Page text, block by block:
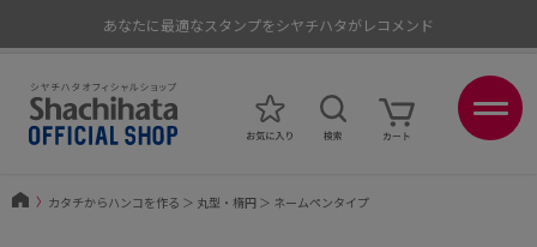
〉 カタチからハンコを作る ＞ 丸型・楕円＞ ネームペンタイプ